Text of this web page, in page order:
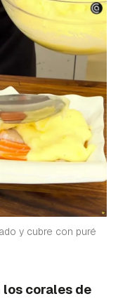
primero has de
CANCELAR
y cubre con puré
corales de
boletín.